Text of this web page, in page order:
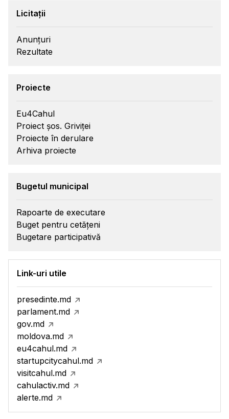
Licitații
Anunțuri
Rezultate
Proiecte
Eu4Cahul
Proiect șos. Griviței
Proiecte în derulare
Arhiva proiecte
Bugetul municipal
Rapoarte de executare
Buget pentru cetățeni
Bugetare participativă
Link-uri utile
presedinte.md
parlament.md
gov.md
moldova.md
eu4cahul.md
startupcitycahul.md
visitcahul.md
cahulactiv.md
alerte.md